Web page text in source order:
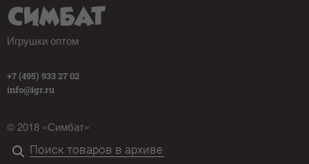
Игрушки оптом
+7 (495) 933 27 02
info@igr.ru
© 2018 «Симбат»